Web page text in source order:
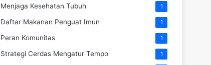
Menjaga Kesehatan Tubuh 1
Daftar Makanan Penguat Imun 1
Peran Komunitas 1
Strategi Cerdas Mengatur Tempo 1